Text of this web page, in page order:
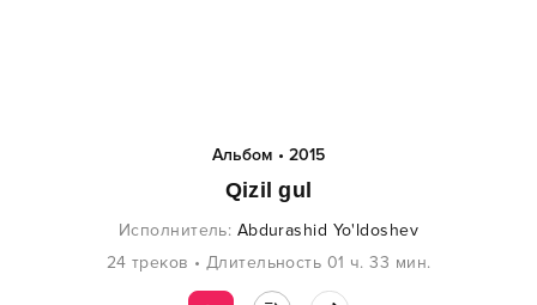
Альбом • 2015
Qizil gul
Исполнитель: Abdurashid Yo'ldoshev
24 треков • Длительность 01 ч. 33 мин.